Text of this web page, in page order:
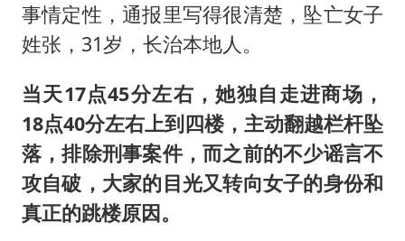
事情定性，通报里写得很清楚，坠亡女子
姓张，31岁，长治本地人。
当天17点45分左右，她独自走进商场，
18点40分左右上到四楼，主动翻越栏杆坠
落，排除刑事案件，而之前的不少谣言不
攻自破，大家的目光又转向女子的身份和
真正的跳楼原因。